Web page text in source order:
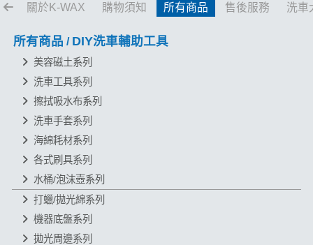
關於K-WAX 購物須知 所有商品 售後服務 洗車
所有商品 / DIY洗車輔助工具
美容磁土系列
洗車工具系列
擦拭吸水布系列
洗車手套系列
海綿耗材系列
各式刷具系列
水桶/泡沫壺系列
打蠟/拋光綿系列
機器底盤系列
拋光周邊系列